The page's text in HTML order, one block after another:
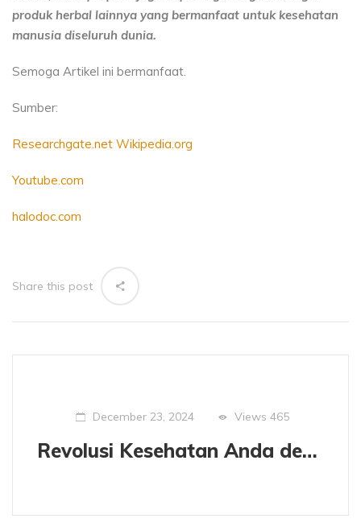
produk herbal lainnya yang bermanfaat untuk kesehatan
manusia diseluruh dunia.
Semoga Artikel ini bermanfaat.
Sumber:
Researchgate.net Wikipedia.org
Youtube.com
halodoc.com
Share this post
December 23, 2024 Views 465
Revolusi Kesehatan Anda dengan Propolis Kapsul Probust